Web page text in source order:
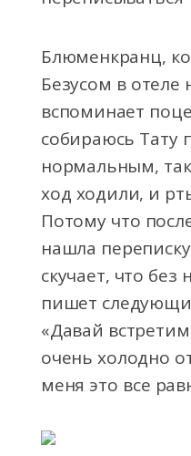
Блюменкранц,
Безусом в
вспоминает
собираюсь Тату
нормальным,
ход ходили, и
Потому что
нашла
скучает, что
пишет
«Давай
очень холодно
меня это все